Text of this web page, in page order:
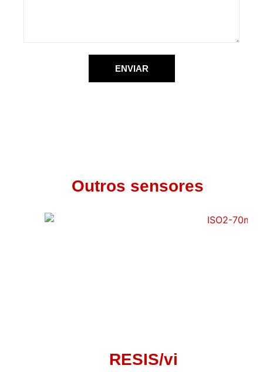
ENVIAR
Outros sensores
RESIS/vi